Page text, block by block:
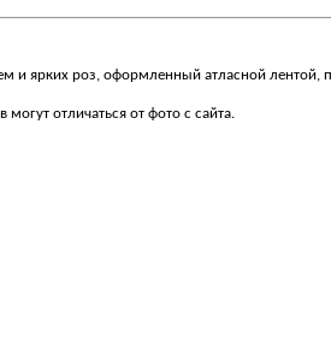
и ярких роз, оформленный атласной лентой,
отличаться от фото с сайта.